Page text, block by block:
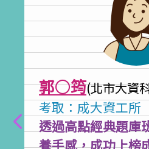
郭○筠(北市大資
考取：成大資工所
透過高點經典題庫
養手感，成功上榜